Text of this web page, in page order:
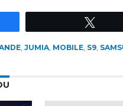
, JUMIA, MOBILE, S9,